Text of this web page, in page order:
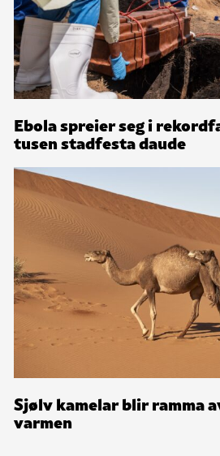
Ebola spreier seg i
tusen stadfesta daude
Sjølv kamelar blir ramma
varmen